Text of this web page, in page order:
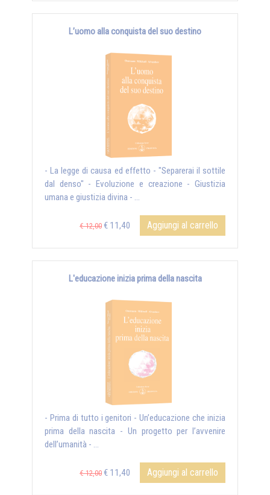
L’uomo alla conquista del suo destino
- La legge di causa ed effetto - "Separerai il sottile
dal denso" - Evoluzione e creazione - Giustizia
umana e giustizia divina - ...
€ 12,00 € 11,40 Aggiungi al carrello
L'educazione inizia prima della nascita
- Prima di tutto i genitori - Un’educazione che inizia
prima della nascita - Un progetto per l’avvenire
dell’umanità - ...
€ 12,00 € 11,40 Aggiungi al carrello